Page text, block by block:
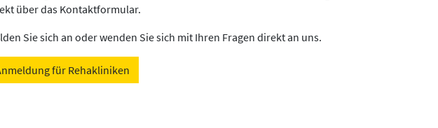
über das Kontaktformular.
Sie sich an oder wenden Sie sich mit Ihren Fragen direkt an uns.
für Rehakliniken